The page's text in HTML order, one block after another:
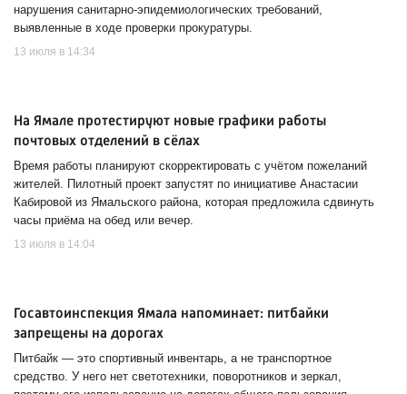
нарушения санитарно-эпидемиологических требований,
выявленные в ходе проверки прокуратуры.
13 июля в 14:34
На Ямале протестируют новые графики работы
почтовых отделений в сёлах
Время работы планируют скорректировать с учётом пожеланий
жителей. Пилотный проект запустят по инициативе Анастасии
Кабировой из Ямальского района, которая предложила сдвинуть
часы приёма на обед или вечер.
13 июля в 14:04
Госавтоинспекция Ямала напоминает: питбайки
запрещены на дорогах
Питбайк — это спортивный инвентарь, а не транспортное
средство. У него нет светотехники, поворотников и зеркал,